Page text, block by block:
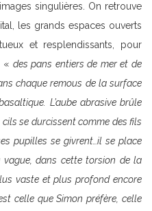
singulières. On retrouve
les grands espaces ouverts
et resplendissants, pour
« des pans entiers de mer et de
chaque remous de la surface
L’aube abrasive brûle
se durcissent comme des fils
pupilles se givrent…il se place
vague, dans cette torsion de la
vaste et plus profond encore
celle que Simon préfère, celle